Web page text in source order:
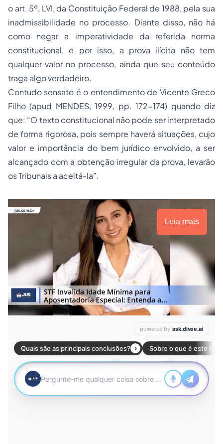
o art. 5º, LVI, da Constituição Federal de 1988, pela sua
inadmissibilidade no processo. Diante disso, não há
como negar a imperatividade da referida norma
constitucional, e por isso, a prova ilícita não tem
qualquer valor no processo, ainda que seu conteúdo
traga algo verdadeiro.
Contudo sensato é o entendimento de Vicente Greco
Filho (apud MENDES, 1999, pp. 172-174) quando diz
que: “O texto constitucional não pode ser interpretado
de forma rigorosa, pois sempre haverá situações, cujo
valor e importância do bem jurídico envolvido, a ser
alcançado com a obtenção irregular da prova, levarão
os Tribunais a aceitá-la”.
Leia mais